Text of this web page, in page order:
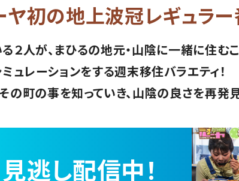
ヤ初の地上波冠レギュラー
２人が、まひるの地元・山陰に一緒に住む
ュレーションをする週末移住バラエティ！
の町の事を知っていき、山陰の良さを再発
見逃し配信中！